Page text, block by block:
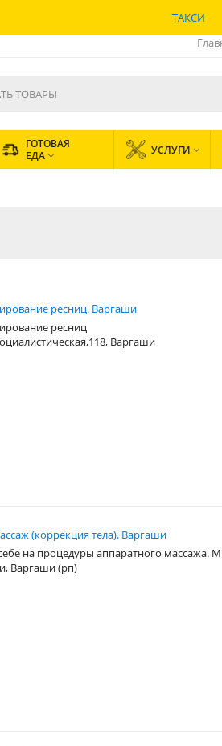
ТАКСИ
ГОТОВАЯ
ЕДА  УСЛУГИ 
ресниц. Варгаши
ресниц
Варгаши
(коррекция тела). Варгаши
на процедуры аппаратного массажа.
Варгаши (рп)